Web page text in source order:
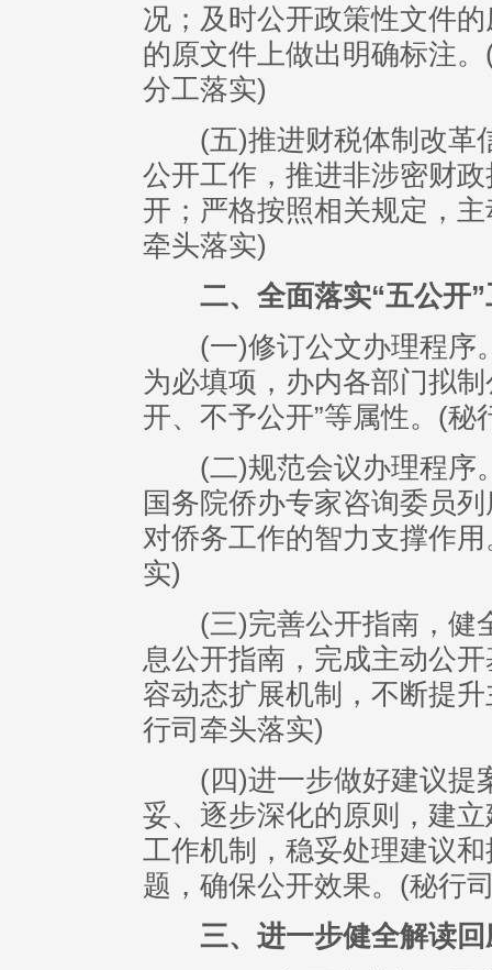
况；及时公开政策性文件
的原文件上做出明确标注
分工落实)
(五)推进财税体制改革
公开工作，推进非涉密财
开；严格按照相关规定，
牵头落实)
二、全面落实“五公开
(一)修订公文办理程序。
为必填项，办内各部门拟
开、不予公开”等属性。(秘
(二)规范会议办理程序
国务院侨办专家咨询委员
对侨务工作的智力支撑作
实)
(三)完善公开指南，健
息公开指南，完成主动公
容动态扩展机制，不断提
行司牵头落实)
(四)进一步做好建议提
妥、逐步深化的原则，建
工作机制，稳妥处理建议
题，确保公开效果。(秘行
三、进一步健全解读